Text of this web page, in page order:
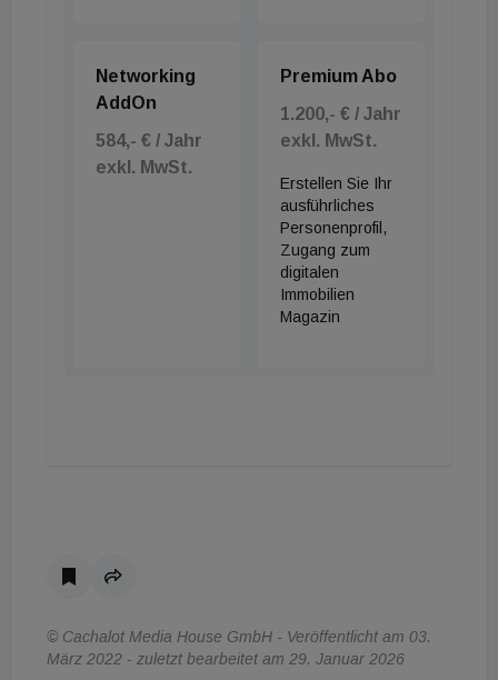
Networking
AddOn
584,- € / Jahr
exkl. MwSt.
Premium Abo
1.200,- € / Jahr
exkl. MwSt.
Erstellen Sie Ihr
ausführliches
Personenprofil,
Zugang zum
digitalen
Immobilien
Magazin
© Cachalot Media House GmbH - Veröffentlicht am 03.
März 2022 - zuletzt bearbeitet am 29. Januar 2026